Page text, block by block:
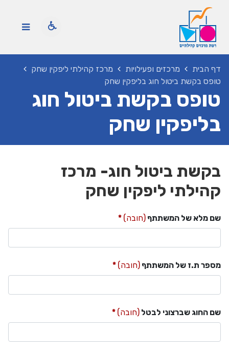
דף הבית מרכזים ופעילויות
מרכז קהילתי ליפקין שחק
טופס בקשת ביטול חוג בליפקין שחק
טופס בקשת ביטול חוג
בליפקין שחק
בקשת ביטול חוג- מרכז
קהילתי ליפקין שחק
שם מלא של המשתתף (חובה)
מספר ת.ז של המשתתף (חובה)
שם החוג שברצוני לבטל (חובה)